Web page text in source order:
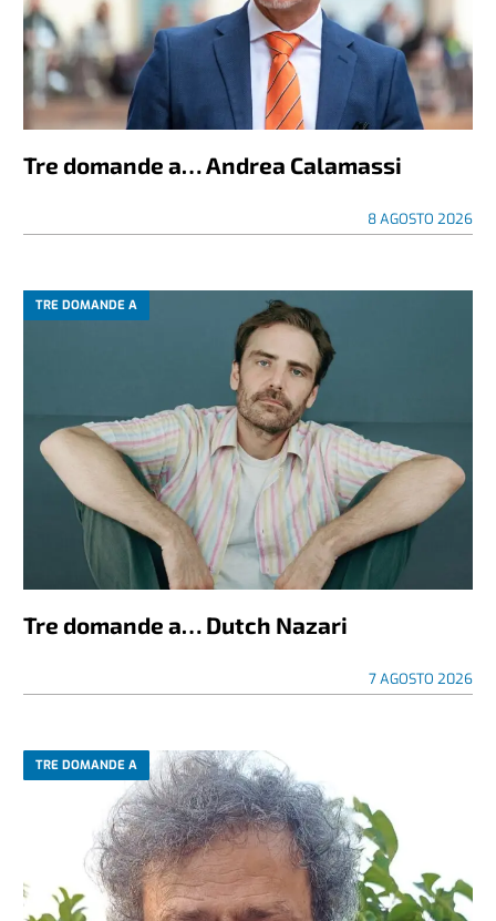
Tre domande a… Andrea Calamassi
8 AGOSTO 2026
TRE DOMANDE A
Tre domande a… Dutch Nazari
7 AGOSTO 2026
TRE DOMANDE A